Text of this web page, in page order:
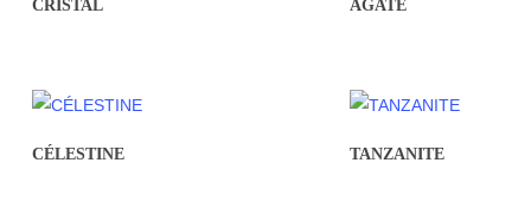
CRISTAL AGATE
CÉLESTINE TANZANITE